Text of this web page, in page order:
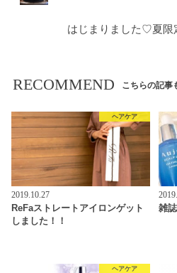
はじまりました♡夏限
RECOMMEND こちらの記事
ヘアケア
2019.10.27
ReFaストレートアイロンゲット
しました！！
雑
ヘアケア